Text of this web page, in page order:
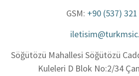
GSM: +90 (537)
Söğütözü Mahallesi Söğütözü
Kuleleri D Blok No:2/34